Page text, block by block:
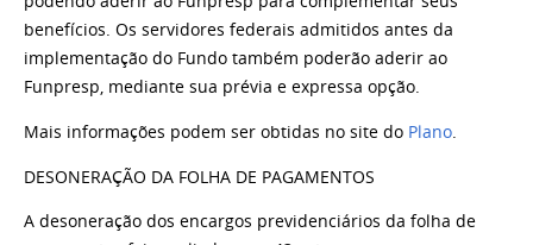
benefícios. Os servidores federais admitidos antes da
implementação do Fundo também poderão aderir ao
Funpresp, mediante sua prévia e expressa opção.
Mais informações podem ser obtidas no site do Plano.
DESONERAÇÃO DA FOLHA DE PAGAMENTOS
A desoneração dos encargos previdenciários da folha de